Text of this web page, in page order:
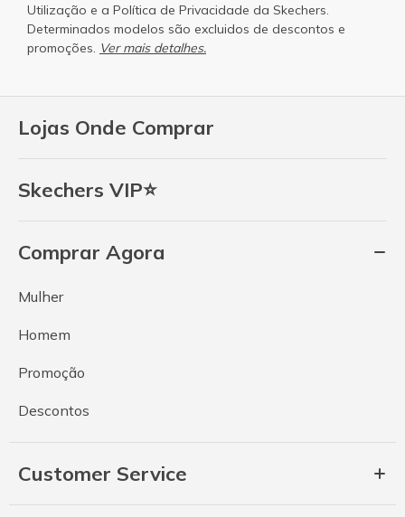
Lojas Onde Comprar
Skechers VIP⭐
Comprar Agora
Mulher
Homem
Promoção
Descontos
Customer Service
Utilização e a Política de Privacidade da Skechers.
Determinados modelos são excluidos de descontos e
promoções. Ver mais detalhes.